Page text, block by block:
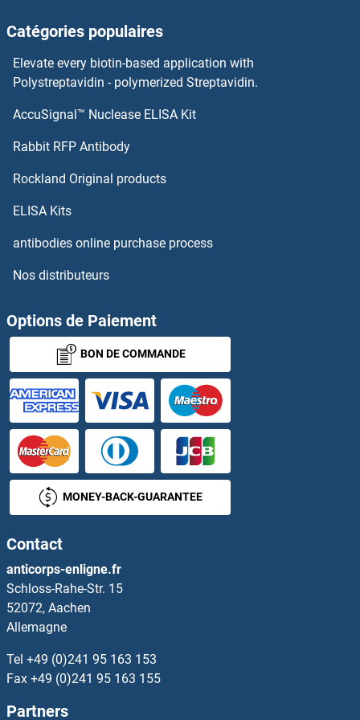
CHN1 Anticorps
CHRM1 Anticorps
CHRM4 Anticorps
CHRM5 Anticorps
CHRNA1 Anticorps
CHRNA10 Anticorps
CHRNA2 Anticorps
CHRNA3 Anticorps
CHRNA4 Anticorps
CHRNA5 Anticorps
CHRNA6 Anticorps
CHRNA7 Anticorps
CHRNA9 Anticorps
CHRNB1 Anticorps
CHRNB2 Anticorps
Catégories populaires
Elevate every biotin-based application with
Polystreptavidin - polymerized Streptavidin.
AccuSignal™ Nuclease ELISA Kit
Rabbit RFP Antibody
Rockland Original products
ELISA Kits
antibodies online purchase process
Nos distributeurs
Options de Paiement
BON DE COMMANDE
MONEY-BACK-GUARANTEE
Contact
anticorps-enligne.fr
Schloss-Rahe-Str. 15
52072, Aachen
Allemagne
Tel +49 (0)241 95 163 153
Fax +49 (0)241 95 163 155
Partners